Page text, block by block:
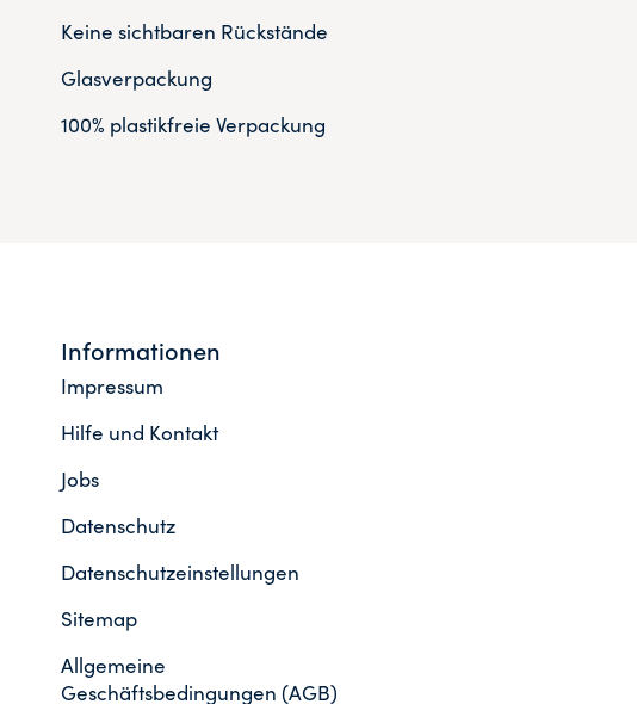
Keine sichtbaren Rückstände
Glasverpackung
100% plastikfreie Verpackung
Informationen
Impressum
Hilfe und Kontakt
Jobs
Datenschutz
Datenschutzeinstellungen
Sitemap
Allgemeine
Geschäftsbedingungen (AGB)